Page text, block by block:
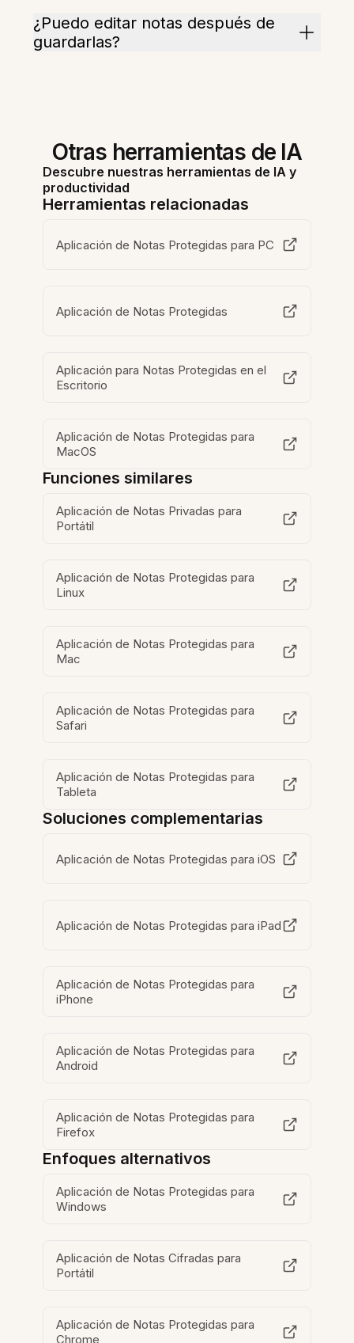
¿Puedo editar notas después de
guardarlas?
Otras herramientas de IA
Descubre nuestras herramientas de IA y
productividad
Herramientas relacionadas
Aplicación de Notas Protegidas para PC
Aplicación de Notas Protegidas
Aplicación para Notas Protegidas en el
Escritorio
Aplicación de Notas Protegidas para
MacOS
Funciones similares
Aplicación de Notas Privadas para
Portátil
Aplicación de Notas Protegidas para
Linux
Aplicación de Notas Protegidas para
Mac
Aplicación de Notas Protegidas para
Safari
Aplicación de Notas Protegidas para
Tableta
Soluciones complementarias
Aplicación de Notas Protegidas para iOS
Aplicación de Notas Protegidas para iPad
Aplicación de Notas Protegidas para
iPhone
Aplicación de Notas Protegidas para
Android
Aplicación de Notas Protegidas para
Firefox
Enfoques alternativos
Aplicación de Notas Protegidas para
Windows
Aplicación de Notas Cifradas para
Portátil
Aplicación de Notas Protegidas para
Chrome